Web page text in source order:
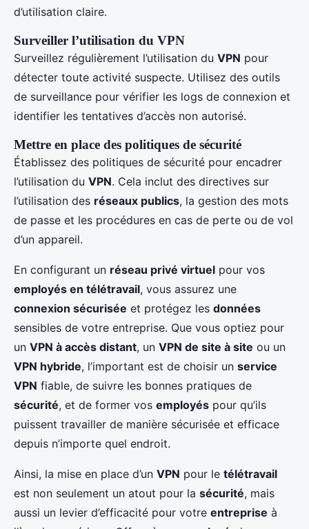
d’utilisation claire.
Surveiller l’utilisation du VPN
Surveillez régulièrement l’utilisation du VPN pour
détecter toute activité suspecte. Utilisez des outils
de surveillance pour vérifier les logs de connexion et
identifier les tentatives d’accès non autorisé.
Mettre en place des politiques de sécurité
Établissez des politiques de sécurité pour encadrer
l’utilisation du VPN. Cela inclut des directives sur
l’utilisation des réseaux publics, la gestion des mots
de passe et les procédures en cas de perte ou de vol
d’un appareil.
En configurant un réseau privé virtuel pour vos
employés en télétravail, vous assurez une
connexion sécurisée et protégez les données
sensibles de votre entreprise. Que vous optiez pour
un VPN à accès distant, un VPN de site à site ou un
VPN hybride, l’important est de choisir un service
VPN fiable, de suivre les bonnes pratiques de
sécurité, et de former vos employés pour qu’ils
puissent travailler de manière sécurisée et efficace
depuis n’importe quel endroit.
Ainsi, la mise en place d’un VPN pour le télétravail
est non seulement un atout pour la sécurité, mais
aussi un levier d’efficacité pour votre entreprise à